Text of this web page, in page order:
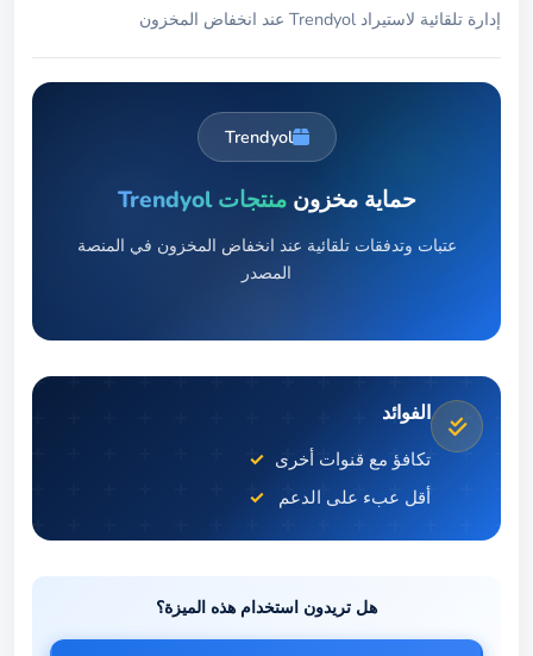
إدارة تلقائية لاستيراد Trendyol عند انخفاض المخزون
Trendyol
حماية مخزونمنتجات Trendyol
عتبات وتدفقات تلقائية عند انخفاض المخزون في المنصة
المصدر
الفوائد
تكافؤ مع قنوات أخرى
أقل عبء على الدعم
هل تريدون استخدام هذه الميزة؟